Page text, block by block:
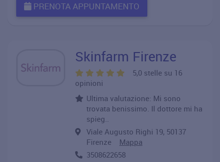
PRENOTA APPUNTAMENTO
Skinfarm Firenze
5,0 stelle su 16
opinioni
Ultima valutazione: Mi sono
trovata benissimo. Il dottore mi ha
spieg..
Viale Augusto Righi 19, 50137
Firenze Mappa
3508622658